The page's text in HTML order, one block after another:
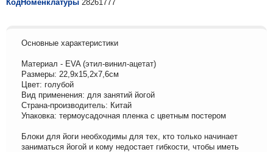
КодНоменклатуры 28261777
Основные характеристики
Материал - EVA (этил-винил-ацетат)
Размеры: 22,9х15,2х7,6см
Цвет: голубой
Вид применения: для занятий йогой
Страна-производитель: Китай
Упаковка: термоусадочная пленка с цветным постером
Блоки для йоги необходимы для тех, кто только начинает
заниматься йогой и кому недостает гибкости, чтобы иметь